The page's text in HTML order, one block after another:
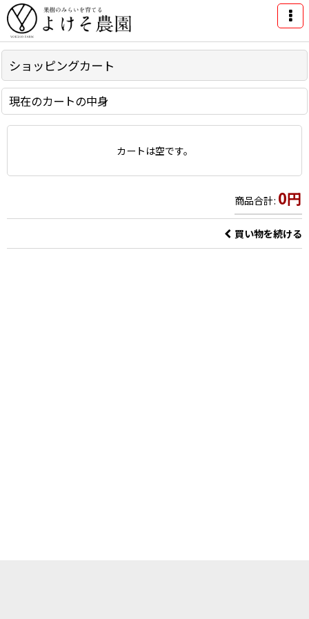
ショッピングカート
現在のカートの中身
カートは空です。
商品合計: 0円
買い物を続ける